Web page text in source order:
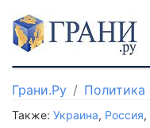
Грани.Ру Политика
Также: Украина, Россия,